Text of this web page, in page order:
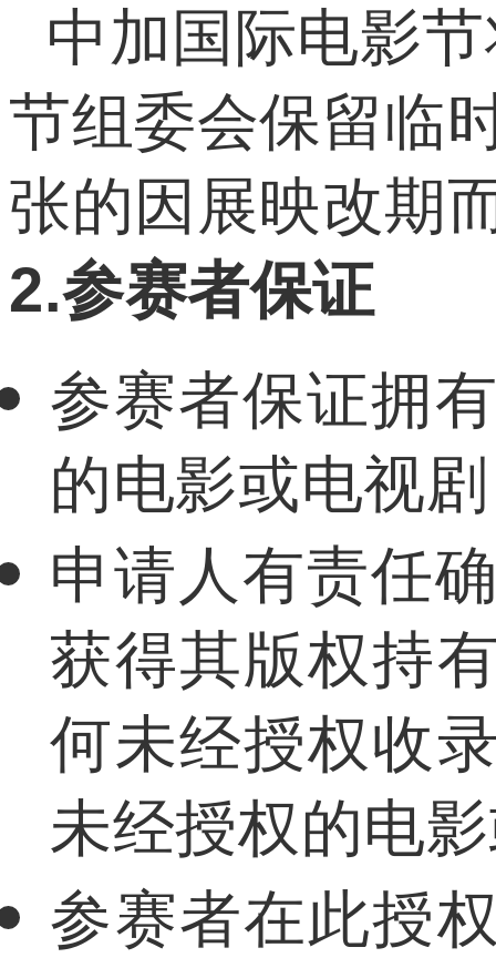
中加国际电影
节组委会保留临
张的因展映改期
2.参赛者保证
参赛者保证拥
的电影或电视
申请人有责任
获得其版权持
何未经授权收
未经授权的电
参赛者在此授